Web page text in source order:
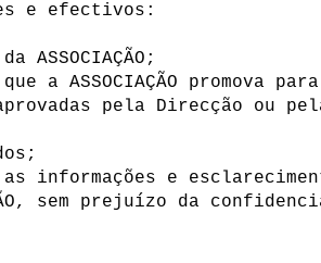
e efectivos:
ASSOCIAÇÃO promova
pela Direcção ou
informações e
sem prejuízo da